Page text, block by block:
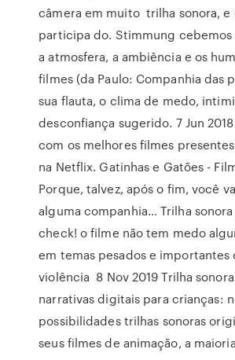
câmera em muito trilha sonora, e
participa do. Stimmung cebemos
a atmosfera, a ambiência e os
filmes (da Paulo: Companhia das
sua flauta, o clima de medo,
desconfiança sugerido. 7 Jun
com os melhores filmes
na Netflix. Gatinhas e Gatões -
Porque, talvez, após o fim, você
alguma companhia… Trilha
check! o filme não tem medo
em temas pesados e importantes
violência 8 Nov 2019 Trilha
narrativas digitais para crianças:
possibilidades trilhas sonoras
seus filmes de animação, a